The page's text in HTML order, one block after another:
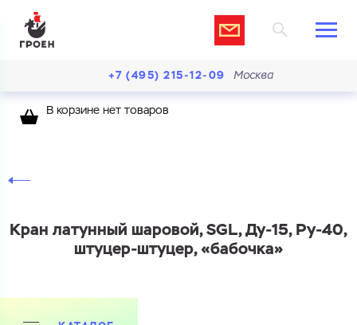
+7 (495) 215-12-09 Москва
В корзине нет товаров
Кран латунный шаровой, SGL, Ду-15, Ру-40,
штуцер-штуцер, «бабочка»